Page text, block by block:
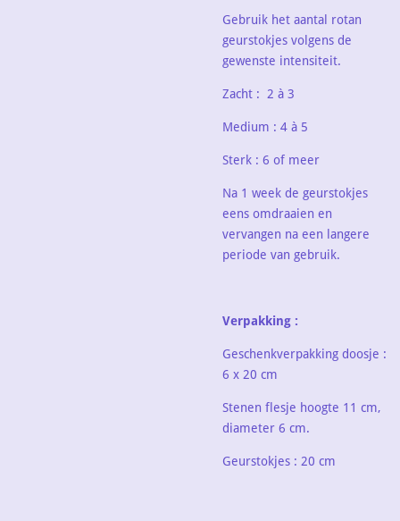
Gebruik het aantal rotan
geurstokjes volgens de
gewenste intensiteit.
Zacht : 2 à 3
Medium : 4 à 5
Sterk : 6 of meer
Na 1 week de geurstokjes
eens omdraaien en
vervangen na een langere
periode van gebruik.
Verpakking :
Geschenkverpakking doosje :
6 x 20 cm
Stenen flesje hoogte 11 cm,
diameter 6 cm.
Geurstokjes : 20 cm